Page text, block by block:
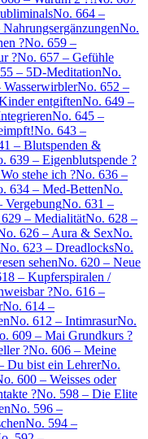
No. 664 –
No.
?No. 659 –
?No. 657 – Gefühle
– 5D-MeditationNo.
No. 652 –
entgiftenNo. 649 –
No. 645 –
No. 643 –
– Blutspenden &
639 – Eigenblutspende ?
stehe ich ?No. 636 –
634 – Med-BettenNo.
VergebungNo. 631 –
– MedialitätNo. 628 –
626 – Aura & SexNo.
No. 623 – DreadlocksNo.
sehenNo. 620 – Neue
– Kupferspiralen /
?No. 616 –
No. 614 –
No. 612 – IntimrasurNo.
609 – Mai Grundkurs ?
?No. 606 – Meine
Du bist ein LehrerNo.
600 – Weisses oder
?No. 598 – Die Elite
No. 596 –
No. 594 –